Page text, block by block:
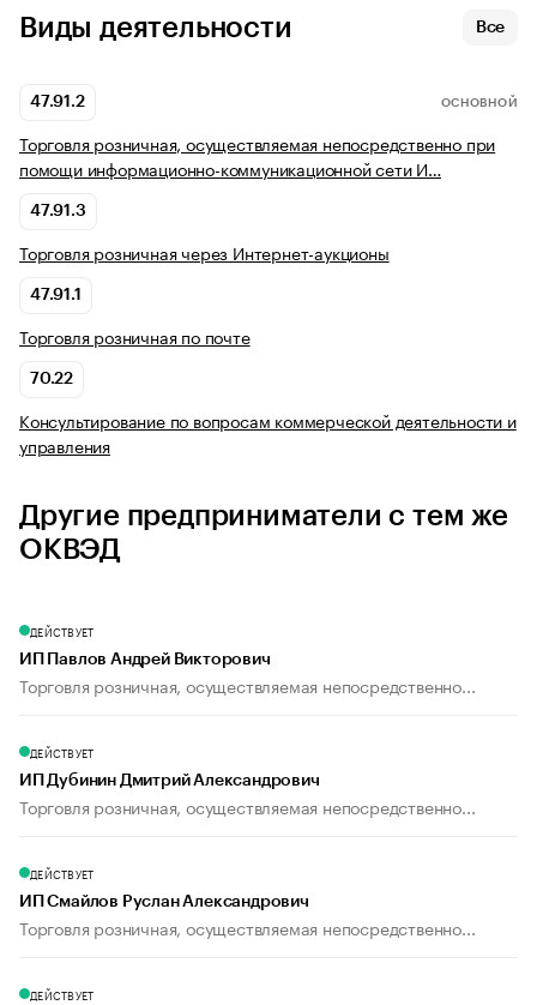
Виды деятельности Все
47.91.2 ОСНОВНОЙ
Торговля розничная, осуществляемая непосредственно при
помощи информационно-коммуникационной сети И…
47.91.3
Торговля розничная через Интернет-аукционы
47.91.1
Торговля розничная по почте
70.22
Консультирование по вопросам коммерческой деятельности и
управления
Другие предприниматели с тем же
ОКВЭД
ДЕЙСТВУЕТ
ИП Павлов Андрей Викторович
Торговля розничная, осуществляемая непосредственно...
ДЕЙСТВУЕТ
ИП Дубинин Дмитрий Александрович
Торговля розничная, осуществляемая непосредственно...
ДЕЙСТВУЕТ
ИП Смайлов Руслан Александрович
Торговля розничная, осуществляемая непосредственно...
ДЕЙСТВУЕТ